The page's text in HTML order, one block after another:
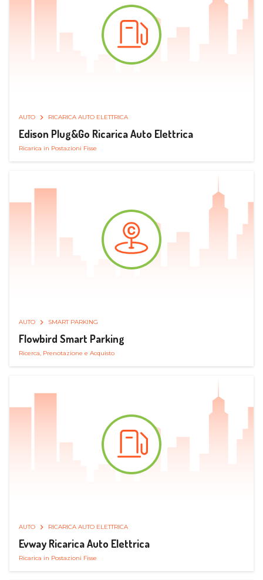
AUTO RICARICA AUTO ELETTRICA
Edison Plug&Go Ricarica Auto Elettrica
Ricarica in Postazioni Fisse
AUTO SMART PARKING
Flowbird Smart Parking
Ricerca, Prenotazione e Acquisto
AUTO RICARICA AUTO ELETTRICA
Evway Ricarica Auto Elettrica
Ricarica in Postazioni Fisse